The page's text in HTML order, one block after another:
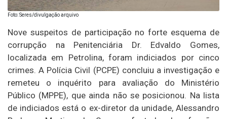
Foto: Seres/divulgação arquivo
Nove suspeitos de participação no forte esquema de
corrupção na Penitenciária Dr. Edvaldo Gomes,
localizada em Petrolina, foram indiciados por cinco
crimes. A Polícia Civil (PCPE) concluiu a investigação e
remeteu o inquérito para avaliação do Ministério
Público (MPPE), que ainda não se posicionou. Na lista
de indiciados está o ex-diretor da unidade, Alessandro